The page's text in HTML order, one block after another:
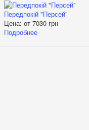
Передпокій "Персей"
Цена: от7030 грн
Подробнее